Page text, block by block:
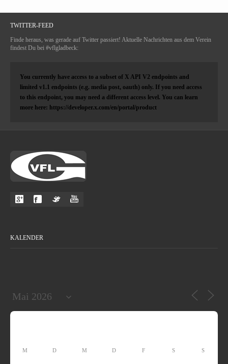
TWITTER-FEED
Finde heraus, was gerade auf Twitter passiert! Aktuelle Nachrichten aus dem Verein
findest Du bei #vflgladbeck:
You currently have access to a subset of X API V2 endpoints and
limited v1.1 endpoints (e.g. media post, oauth) only. If you need access
to this endpoint, you may need a different access level. You can learn
more here: https://developer.x.com/en/portal/product
KALENDER
M D M D F S S